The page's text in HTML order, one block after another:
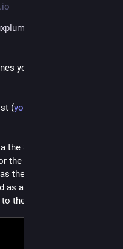
you might be interested
(youtube.com/playlist?
Schedule Overview (
the Detailed Schedule (
the individual talk
a bonus, they besides
the slides shown, too.